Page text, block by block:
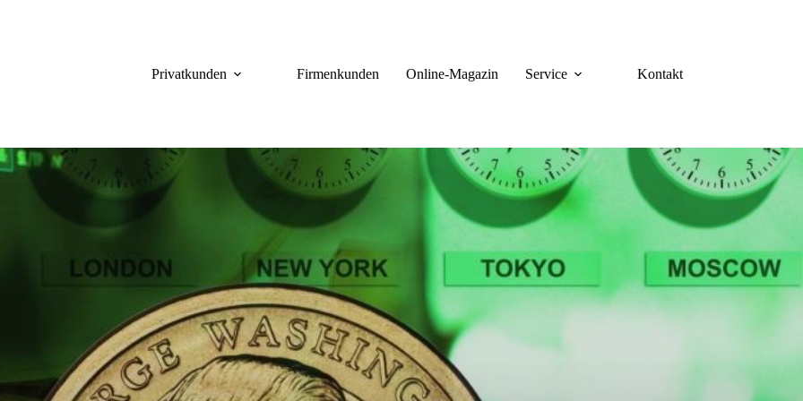
Privatkunden Firmenkunden Online-Magazin Service Kontakt